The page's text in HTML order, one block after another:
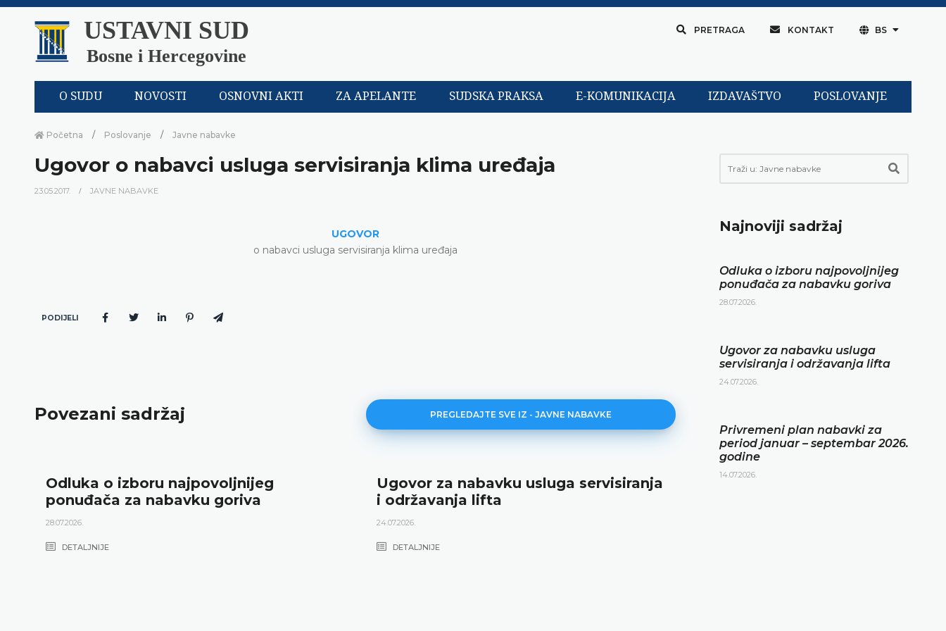
USTAVNI SUD
Bosne i Hercegovine
PRETRAGA KONTAKT BS
O SUDU NOVOSTI OSNOVNI AKTI ZA APELANTE SUDSKA PRAKSA E-KOMUNIKACIJA IZDAVAŠTVO POSLOVANJE
Početna Poslovanje Javne nabavke
Ugovor o nabavci usluga servisiranja klima uređaja
23.05.2017. JAVNE NABAVKE
UGOVOR
o nabavci usluga servisiranja klima uređaja
PODIJELI
Povezani sadržaj PREGLEDAJTE SVE IZ - JAVNE NABAVKE
Odluka o izboru najpovoljnijeg
ponuđača za nabavku goriva
28.07.2026.
DETALJNIJE
Ugovor za nabavku usluga servisiranja
i održavanja lifta
24.07.2026.
DETALJNIJE
Privremeni plan nabavki za
Najnoviji sadržaj
Odluka o izboru najpovoljnijeg
ponuđača za nabavku goriva
28.07.2026.
Ugovor za nabavku usluga
servisiranja i održavanja lifta
24.07.2026.
Privremeni plan nabavki za
period januar – septembar 2026.
godine
14.07.2026.